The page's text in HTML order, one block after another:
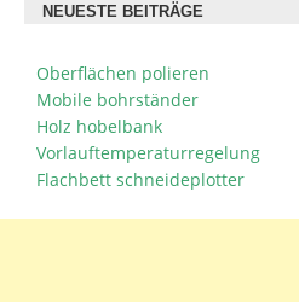
NEUESTE BEITRÄGE
Oberflächen polieren
Mobile bohrständer
Holz hobelbank
Vorlauftemperaturregelung
Flachbett schneideplotter